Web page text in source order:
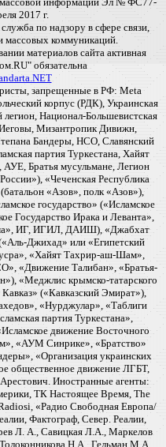
2017 г.
по надзору в сфере связи,
массовых коммуникаций.
материалов сайта активная
обязательна
запрещенные в РФ: Meta
корпус (РДК), Украинская
Национал-Большевистская
Мизантропик Дивижн,
Бандеры, НСО, Славянский
партия Туркестана, Хайят
Братья мусульмане, Легион
«Чеченская Республика
«Азов», полк «Азов»),
государство» («Исламское
Государство Ирака и Леванта»,
ИГ, ИГИЛ, ДАИШ), «Джабхат
Джихад» или «Египетский
«Хайят Тахрир-аш-Шам»,
«Движение Талибан», «Братья-
«Меджлис крымско-татарского
(«Кавказский Эмират»),
«Нурджулар», «Таблиги
партия Туркестана»,
движение Восточного
«АУМ Синрике», «Братство»
«Организация украинских
общественное движение ЛГБТ,
Иностранные агенты:
ТК Настоящее Время, The
«Радио Свободная Европа/
Фактограф, Север. Реалии,
Л. А., Савицкая Л.А., Маркелов
Н.А., Гельман М.А.,